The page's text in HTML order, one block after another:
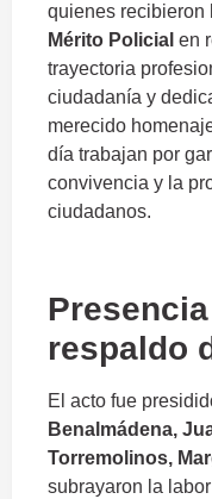
quienes recibieron
Mérito Policial en
trayectoria
ciudadanía y
merecido
día trabajan por
convivencia y la
ciudadanos.
Presencia
respaldo
El acto fue
Benalmádena,
Torremolinos,
subrayaron la labor